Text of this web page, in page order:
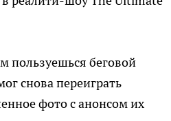
пользуешься беговой
снова переиграть
фото с анонсом их